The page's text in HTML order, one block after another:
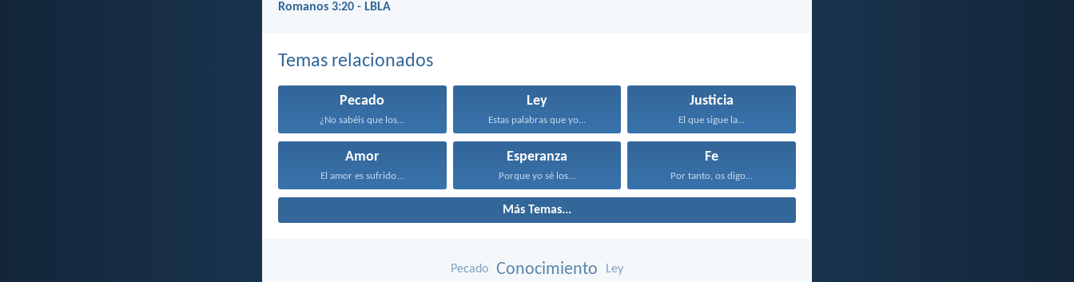
Romanos 3:20 - LBLA
Temas relacionados
Pecado
¿No sabéis que los...
Ley
Estas palabras que yo...
Justicia
El que sigue la...
Amor
El amor es sufrido...
Esperanza
Porque yo sé los...
Fe
Por tanto, os digo...
Más Temas...
Pecado Conocimiento Ley